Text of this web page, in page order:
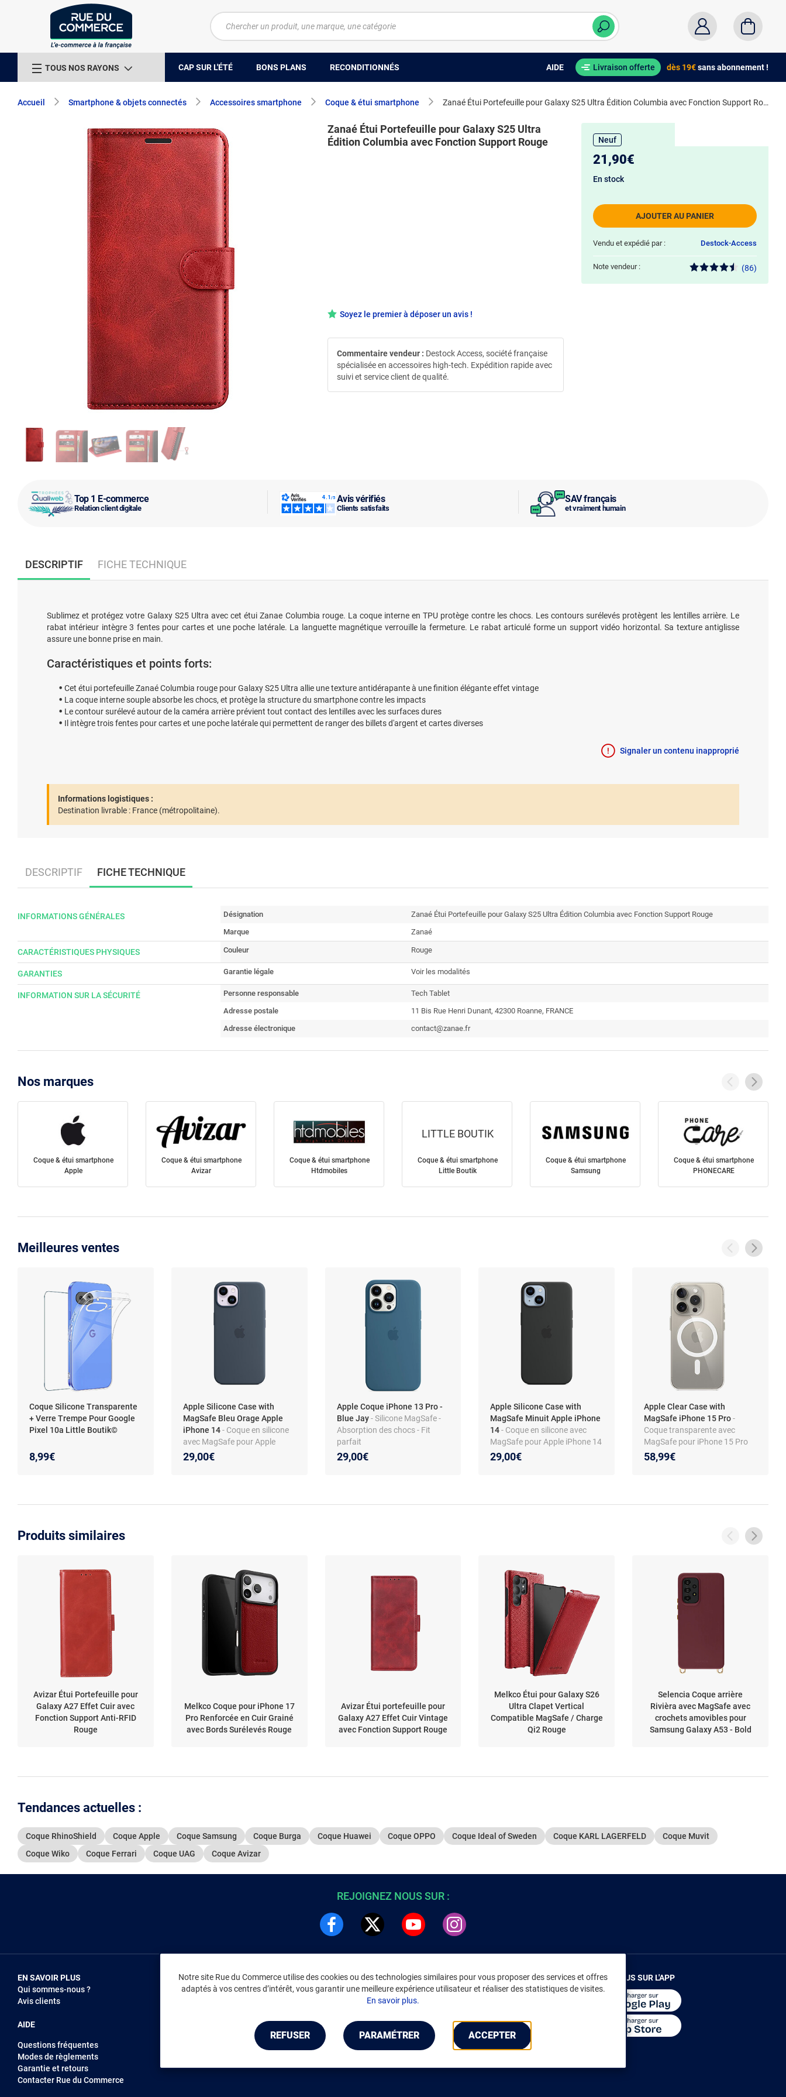
TOUS NOS RAYONS CAP SUR L'ÉTÉ BONS PLANS RECONDITIONNÉS AIDE Livraison offerte dès 19€sans abonnement !
Accueil Smartphone & objets connectés Accessoires smartphone Coque & étui smartphone Zanaé Étui Portefeuille pour Galaxy S25 Ultra Édition Columbia avec Fonction Support Rouge
Top 1 E-commerce
Relation client digitale
Avis vérifiés
Clients satisfaits
SAV français
et vraiment humain
Zanaé Étui Portefeuille pour Galaxy S25 Ultra
Édition Columbia avec Fonction Support Rouge
Soyez le premier à déposer un avis !
Commentaire vendeur : Destock Access, société française
spécialisée en accessoires high-tech. Expédition rapide avec
suivi et service client de qualité.
Neuf
21,90€
AJOUTER AU PANIER
En stock
Vendu et expédié par : Destock-Access
Note vendeur : (86)
DESCRIPTIF FICHE TECHNIQUE
Sublimez et protégez votre Galaxy S25 Ultra avec cet étui Zanae Columbia rouge. La coque interne en TPU protège contre les chocs. Les contours surélevés protègent les lentilles arrière. Le
rabat intérieur intègre 3 fentes pour cartes et une poche latérale. La languette magnétique verrouille la fermeture. Le rabat articulé forme un support vidéo horizontal. Sa texture antiglisse
assure une bonne prise en main.
Caractéristiques et points forts:
Cet étui portefeuille Zanaé Columbia rouge pour Galaxy S25 Ultra allie une texture antidérapante à une finition élégante effet vintage
La coque interne souple absorbe les chocs, et protège la structure du smartphone contre les impacts
Le contour surélevé autour de la caméra arrière prévient tout contact des lentilles avec les surfaces dures
Il intègre trois fentes pour cartes et une poche latérale qui permettent de ranger des billets d'argent et cartes diverses
Signaler un contenu inapproprié
Informations logistiques :
Destination livrable : France (métropolitaine).
DESCRIPTIF FICHE TECHNIQUE
INFORMATIONS GÉNÉRALES Désignation
Zanaé Étui Portefeuille pour Galaxy S25 Ultra Édition Columbia avec Fonction Support Rouge
Marque
Zanaé
CARACTÉRISTIQUES PHYSIQUES Couleur Rouge
GARANTIES Garantie légale Voir les modalités
INFORMATION SUR LA SÉCURITÉ Personne responsable
Tech Tablet
Adresse postale
11 Bis Rue Henri Dunant, 42300 Roanne, FRANCE
Adresse électronique
contact@zanae.fr
Nos marques
Coque & étui smartphone
Apple
Coque & étui smartphone
Avizar
Coque & étui smartphone
Htdmobiles
LITTLE BOUTIK
Coque & étui smartphone
Little Boutik
Coque & étui smartphone
Samsung
Coque & étui smartphone
PHONECARE
Meilleures ventes
Coque Silicone Transparente
+ Verre Trempe Pour Google
Pixel 10a Little Boutik©
8,99€
Apple Silicone Case with
MagSafe Bleu Orage Apple
iPhone 14- Coque en silicone
avec MagSafe pour Apple
iPhone 14
29,00€
Apple Coque iPhone 13 Pro -
Blue Jay- Silicone MagSafe -
Absorption des chocs - Fit
parfait
29,00€
Apple Silicone Case with
MagSafe Minuit Apple iPhone
14- Coque en silicone avec
MagSafe pour Apple iPhone 14
29,00€
Apple Clear Case with
MagSafe iPhone 15 Pro-
Coque transparente avec
MagSafe pour iPhone 15 Pro
58,99€
Produits similaires
Avizar Étui Portefeuille pour
Galaxy A27 Effet Cuir avec
Fonction Support Anti-RFID
Rouge
Melkco Coque pour iPhone 17
Pro Renforcée en Cuir Grainé
avec Bords Surélevés Rouge
Avizar Étui portefeuille pour
Galaxy A27 Effet Cuir Vintage
avec Fonction Support Rouge
Melkco Étui pour Galaxy S26
Ultra Clapet Vertical
Compatible MagSafe / Charge
Qi2 Rouge
Selencia Coque arrière
Rivièra avec MagSafe avec
crochets amovibles pour
Samsung Galaxy A53 - Bold
Tendances actuelles :
Coque RhinoShield Coque Apple Coque Samsung Coque Burga Coque Huawei Coque OPPO Coque Ideal of Sweden Coque KARL LAGERFELD
Coque Muvit
Coque Wiko
Coque Ferrari Coque UAG Coque Avizar
Notre site Rue du Commerce utilise des cookies ou des technologies similaires pour vous proposer des services et offres
adaptés à vos centres d’intérêt, vous garantir une meilleure expérience utilisateur et réaliser des statistiques de visites.
En savoir plus.
REFUSER PARAMÉTRER ACCEPTER
REJOIGNEZ NOUS SUR :
EN SAVOIR PLUS
Qui sommes-nous ?
Avis clients
AIDE
Questions fréquentes
Modes de règlements
Garantie et retours
Contacter Rue du Commerce
NOUS REJOINDRE
Vendez sur RDC
INFORMATIONS LÉGALES
Environnement
CGV/CGU Marketplace
Gérer mes cookies
Mentions légales
Accessibilité : non conforme
RENDEZ-VOUS SUR L'APP